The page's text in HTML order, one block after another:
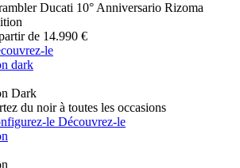
Ducati 10° Anniversario Rizoma
de 14.990 €
le
dark
Dark
du noir à toutes les occasions
le Découvrez-le